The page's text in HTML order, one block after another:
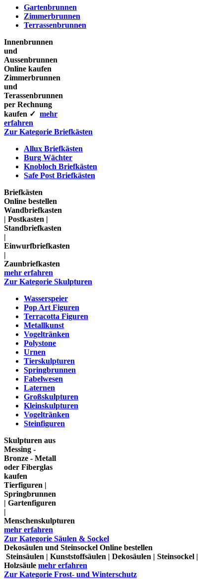
Gartenbrunnen
Zimmerbrunnen
Terrassenbrunnen
Innenbrunnen
und
Aussenbrunnen
Online kaufen
Zimmerbrunnen
und
Terassenbrunnen
per Rechnung
kaufen ✓ mehr
erfahren
Zur Kategorie Briefkästen
Allux Briefkästen
Burg Wächter
Knobloch Briefkästen
Safe Post Briefkästen
Briefkästen
Online bestellen
Wandbriefkasten
| Postkasten |
Standbriefkasten
|
Einwurfbriefkasten
|
Zaunbriefkasten
mehr erfahren
Zur Kategorie Skulpturen
Wasserspeier
Pop Art Figuren
Terracotta Figuren
Metallkunst
Vogeltränken
Polystone
Urnen
Tierskulpturen
Springbrunnen
Fabelwesen
Laternen
Großskulpturen
Kleinskulpturen
Vogeltränken
Steinfiguren
Skulpturen aus
Messing -
Bronze - Metall
oder Fiberglas
kaufen
Tierfiguren |
Springbrunnen
| Gartenfiguren
|
Menschenskulpturen
mehr erfahren
Zur Kategorie Säulen & Sockel
Dekosäulen und Steinsockel Online bestellen
Steinsäulen | Kunststoffsäulen | Dekosäulen | Steinsockel |
Holzsäule mehr erfahren
Zur Kategorie Frost- und Winterschutz